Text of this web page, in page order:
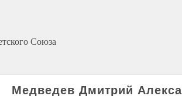
Союза
Медведев Дмитрий